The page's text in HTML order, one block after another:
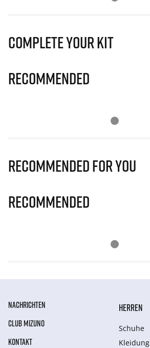
Complete Your Kit
Recommended
Recommended for you
Recommended
NACHRICHTEN
CLUB MIZUNO
KONTAKT
HERREN
Schuhe
Kleidung